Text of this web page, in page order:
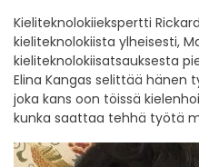
Kieliteknolokiiekspertti
kieliteknolokiista ylheisesti,
kieliteknolokiisatsauksesta
Elina Kangas selittää hänen
joka kans oon töissä
kunka saattaa tehhä työtä